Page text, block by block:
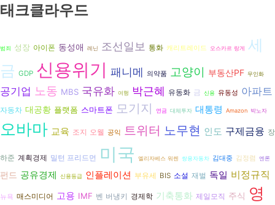
태크클라우드
범죄 성장 아이폰 동성애 레닌 조선일보 통화 캐리트레이드 오스카르 랑게
세
금 GDP 신용위기 패니메 의약품 고양이 부동산PF 무인화
공기업 노동 MBS 국유화 여행 박근혜 유동화 금 신용 유동성 아파트
자동차 대공황 플랫폼 스마트폰 모기지 연금 대체투자 대통령 Amazon 박노자
오바마 교육 조지 오웰 공익 트위터 노무현 인도 구제금융 장
하준 계획경제 밀턴 프리드먼 미국 엘리자베스 워렌 쌍용자동차 김대중 김정렴 엔론
펀드 공유경제 신용등급 인플레이션 부유세 BIS 소설 재벌 독일 비정규직
뉴욕 매스미디어 고용 IMF 벤 버냉키 경제학 기축통화 제일모직 주식 영